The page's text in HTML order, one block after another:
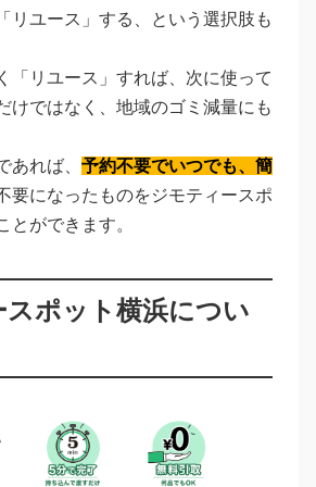
リユース」する、という選択肢も
「リユース」すれば、次に使って
けではなく、地域のゴミ減量にも
あれば、 予約不要でいつでも、簡
要になったものをジモティースポ
とができます。
スポット横浜につい